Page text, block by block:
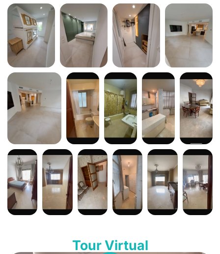
Tour Virtual